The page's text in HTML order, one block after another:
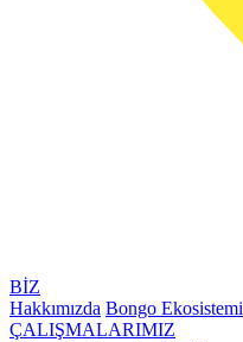
BİZ
Hakkımızda Bongo Ekosistemi
ÇALIŞMALARIMIZ